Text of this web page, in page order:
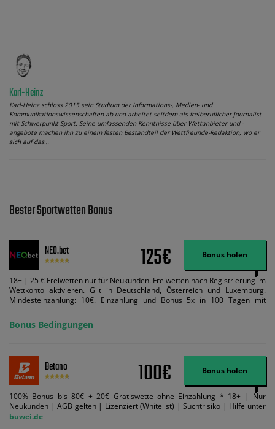
Karl-Heinz
Karl-Heinz schloss 2015 sein Studium der Informations-, Medien- und
Kommunikationswissenschaften ab und arbeitet seitdem als freiberuflicher Journalist
mit Schwerpunkt Sport. Seine umfassenden Kenntnisse über Wettanbieter und -
angebote machen ihn zu einem festen Bestandteil der Wettfreunde-Redaktion, wo er
sich auf das…
Bester Sportwetten Bonus
NEO.bet 125€ Bonus holen
18+ | 25 € Freiwetten nur für Neukunden. Freiwetten nach Registrierung im
Wettkonto aktivieren. Gilt in Deutschland, Österreich und Luxemburg.
Mindesteinzahlung: 10€. Einzahlung und Bonus 5x in 100 Tagen mit
Bedingungen können geändert werden. AGB gelten. Lizenziert; Hilfe bei
Suchtrisiken: buwei.de.
Bonus Bedingungen
Betano 100€ Bonus holen
100% Bonus bis 80€ + 20€ Gratiswette ohne Einzahlung * 18+ | Nur
Neukunden | AGB gelten | Lizenziert (Whitelist) | Suchtrisiko | Hilfe unter
buwei.de